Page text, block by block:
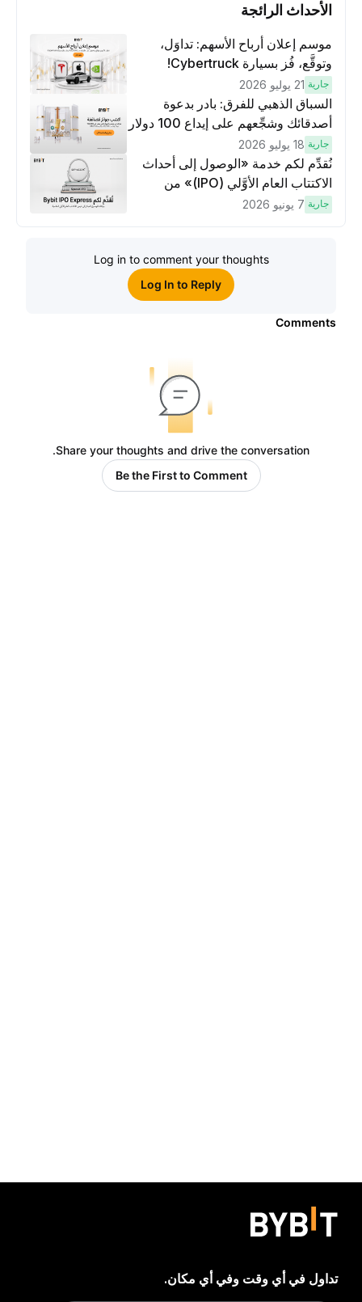
الأحداث الرائجة
موسم إعلان أرباح الأسهم: تداوَل،
وتوقَّع، فُز بسيارة Cybertruck!
جارية 21 يوليو 2026
السباق الذهبي للفرق: بادر بدعوة
أصدقائك وشجِّعهم على إيداع 100 دولار
لكسَب مكافآت مُضاعَفة
جارية 18 يوليو 2026
نُقدِّم لكم خدمة «الوصول إلى أحداث
الاكتتاب العام الأوَّلي (IPO)» من
Bybit، بوابتك للوصول المبكر إلى فرص
جارية 7 يونيو 2026
Log in to comment your thoughts
Log In to Reply
Comments
Share your thoughts and drive the conversation.
Be the First to Comment
تداول في أي وقت وفي أي مكان.